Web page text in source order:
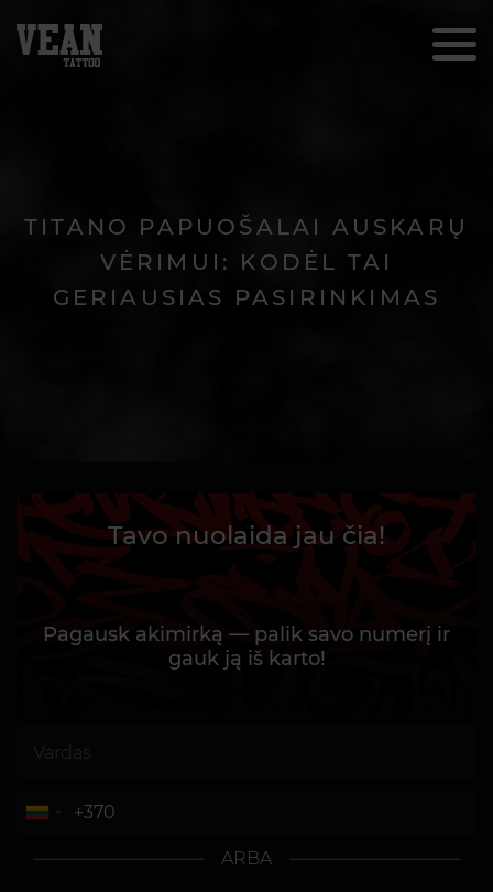
TITANO PAPUOŠALAI AUSKARŲ
VĖRIMUI: KODĖL TAI
GERIAUSIAS PASIRINKIMAS
Tavo nuolaida jau čia!
Pagausk akimirką — palik savo numerį ir
gauk ją iš karto!
ARBA